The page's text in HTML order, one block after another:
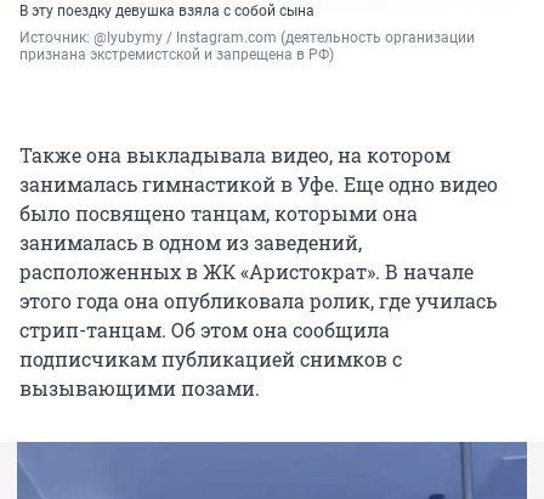
В эту поездку девушка взяла с собой сына
Источник: @lyubymy / Instagram.com (деятельность организации
признана экстремистской и запрещена в РФ)
Также она выкладывала видео, на котором
занималась гимнастикой в Уфе. Еще одно видео
было посвящено танцам, которыми она
занималась в одном из заведений,
расположенных в ЖК «Аристократ». В начале
этого года она опубликовала ролик, где училась
стрип-танцам. Об этом она сообщила
подписчикам публикацией снимков с
вызывающими позами.